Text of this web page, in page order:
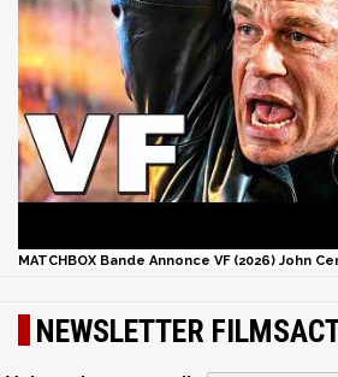
MATCHBOX Bande Annonce VF (2026) John
NEWSLETTER